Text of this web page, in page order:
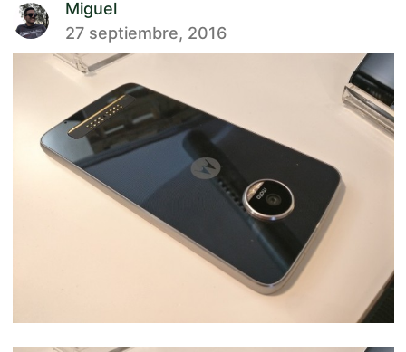
Miguel
27 septiembre, 2016